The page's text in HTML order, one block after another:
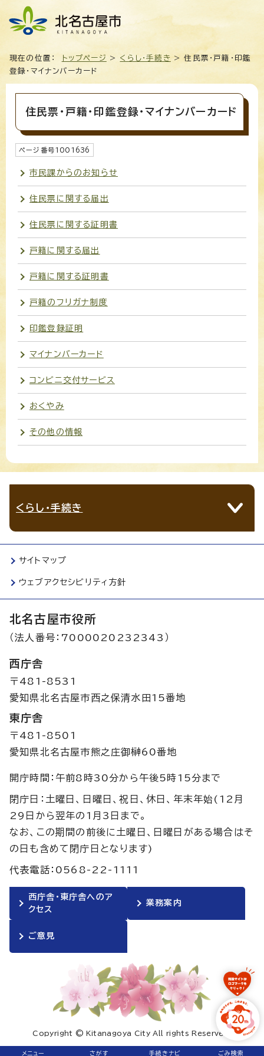
現在の位置： トップページ > くらし・手続き > 住民票・戸籍・印鑑
登録・マイナンバーカード
住民票・戸籍・印鑑登録・マイナンバーカード
ページ番号1001636
市民課からのお知らせ
住民票に関する届出
住民票に関する証明書
戸籍に関する届出
戸籍に関する証明書
戸籍のフリガナ制度
印鑑登録証明
マイナンバーカード
コンビニ交付サービス
おくやみ
その他の情報
くらし・手続き
メニュー さがす 手続きナビ ごみ検索
サイトマップ
ウェブアクセシビリティ方針
北名古屋市役所
（法人番号：7000020232343）
西庁舎
〒481-8531
愛知県北名古屋市西之保清水田15番地
東庁舎
〒481-8501
愛知県北名古屋市熊之庄御榊60番地
開庁時間：午前8時30分から午後5時15分まで
閉庁日：土曜日、日曜日、祝日、休日、年末年始(12月
29日から翌年の1月3日まで。
なお、この期間の前後に土曜日、日曜日がある場合はそ
の日も含めて閉庁日となります)
代表電話：0568-22-1111
西庁舎・東庁舎へのア
クセス
業務案内
ご意見
Copyright © Kitanagoya City All rights Reserved.